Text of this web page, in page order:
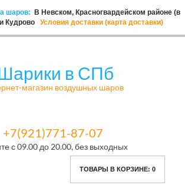
шаров:
В Невском, Красногвардейском районе (в
Кудрово
Условия доставки (карта доставки)
в СПб
магазин воздушных шаров
+7(921)771-87-07
с 09.00 до 20.00, без выходных
ТОВАРЫ В КОРЗИНЕ: 0